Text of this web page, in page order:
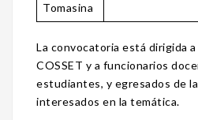
Tomasina
La convocatoria está dirigida
COSSET y a funcionarios
estudiantes, y egresados de
interesados en la temática.